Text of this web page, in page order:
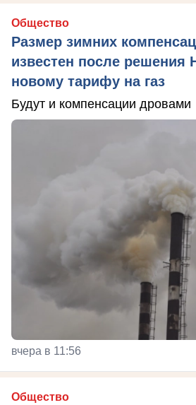
Общество
Размер зимних
известен после решения
новому тарифу на газ
Будут и компенсации дровами
вчера в 11:56
Общество